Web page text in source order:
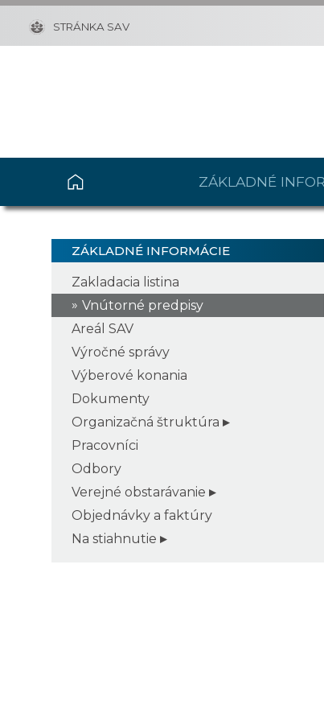
STRÁNKA SAV
ZÁKLADNÉ
ZÁKLADNÉ INFORMÁCIE
Zakladacia listina
Vnútorné predpisy
Areál SAV
Výročné správy
Výberové konania
Dokumenty
Organizačná štruktúra
Pracovníci
Odbory
Verejné obstarávanie
Objednávky a faktúry
Na stiahnutie